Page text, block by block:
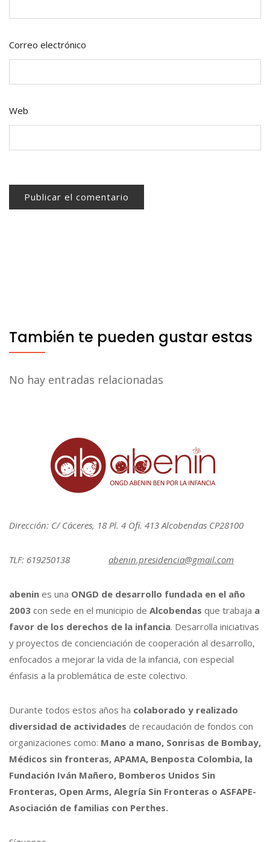
Correo electrónico
Web
También te pueden gustar estas
No hay entradas relacionadas
Dirección: C/ Cáceres, 18 Pl. 4 Ofi. 413 Alcobendas CP28100
TLF: 619250138 abenin.presidencia@gmail.com
abenin es una ONGD de desarrollo fundada en el año
2003 con sede en el municipio de Alcobendas que trabaja a
favor de los derechos de la infancia. Desarrolla iniciativas
y proyectos de concienciación de cooperación al desarrollo,
enfocados a mejorar la vida de la infancia, con especial
énfasis a la problemática de este colectivo.
Durante todos estos años ha colaborado y realizado
diversidad de actividades de recaudación de fondos con
organizaciones como: Mano a mano, Sonrisas de Bombay,
Médicos sin fronteras, APAMA, Benposta Colombia, la
Fundación Iván Mañero, Bomberos Unidos Sin
Fronteras, Open Arms, Alegría Sin Fronteras o ASFAPE-
Asociación de familias con Perthes.